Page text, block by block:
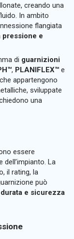
creando una
In ambito
flangiata
pressione e
di guarnizioni
, PLANIFLEX™ e
appartengono
sviluppate
una
essere
La
il rating, la
può
e sicurezza